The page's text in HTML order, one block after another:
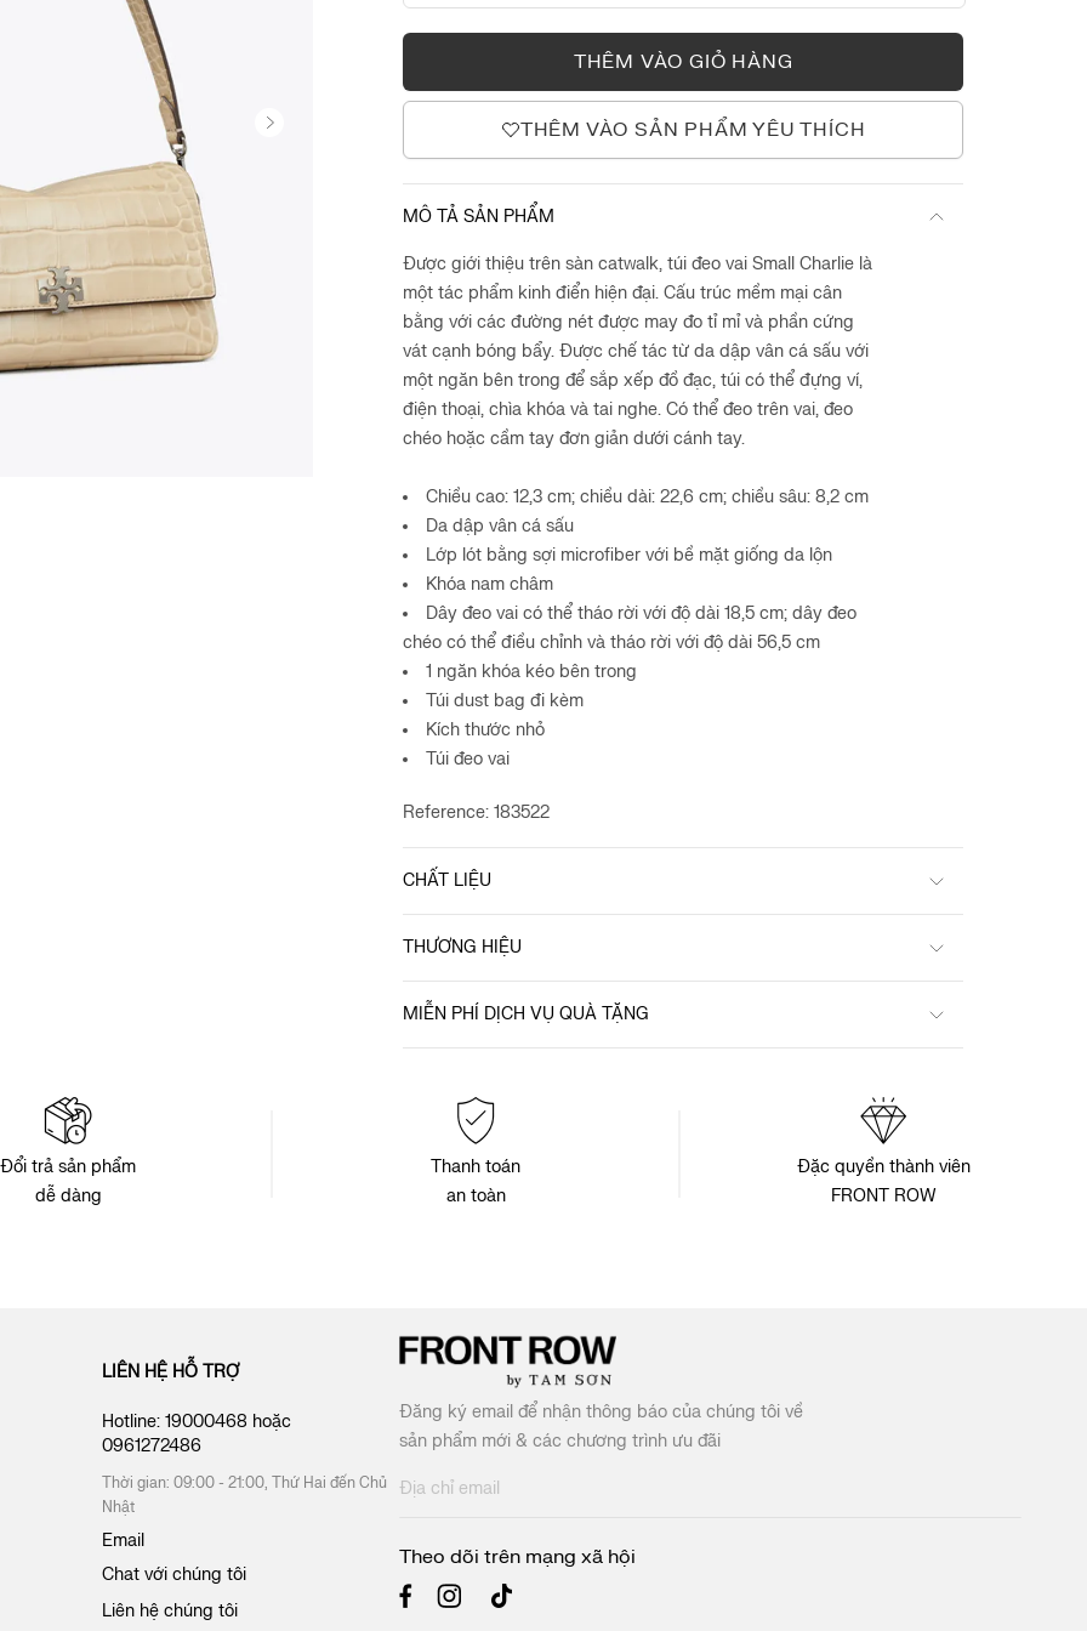
ONE SIZE
THÊM VÀO GIỎ HÀNG
THÊM VÀO SẢN PHẨM YÊU THÍCH
MÔ TẢ SẢN PHẨM
Được giới thiệu trên sàn catwalk, túi đeo vai Small Charlie là
một tác phẩm kinh điển hiện đại. Cấu trúc mềm mại cân
bằng với các đường nét được may đo tỉ mỉ và phần cứng
vát cạnh bóng bẩy. Được chế tác từ da dập vân cá sấu với
một ngăn bên trong để sắp xếp đồ đạc, túi có thể đựng ví,
điện thoại, chìa khóa và tai nghe. Có thể đeo trên vai, đeo
chéo hoặc cầm tay đơn giản dưới cánh tay.
Chiều cao: 12,3 cm; chiều dài: 22,6 cm; chiều sâu: 8,2 cm
Da dập vân cá sấu
Lớp lót bằng sợi microfiber với bề mặt giống da lộn
Khóa nam châm
Dây đeo vai có thể tháo rời với độ dài 18,5 cm; dây đeo
chéo có thể điều chỉnh và tháo rời với độ dài 56,5 cm
1 ngăn khóa kéo bên trong
Túi dust bag đi kèm
Kích thước nhỏ
Túi đeo vai
Reference: 183522
CHẤT LIỆU
THƯƠNG HIỆU
MIỄN PHÍ DỊCH VỤ QUÀ TẶNG
Đổi trả sản phẩm
dễ dàng
Thanh toán
an toàn
Đặc quyền thành viên
FRONT ROW
LIÊN HỆ HỖ TRỢ
Hotline:19000468 hoặc
0961272486
Thời gian: 09:00 - 21:00, Thứ Hai đến Chủ
Nhật
Email
Chat với chúng tôi
Liên hệ chúng tôi
Đăng ký email để nhận thông báo của chúng tôi về
sản phẩm mới & các chương trình ưu đãi
Đ
g
k
ý
Theo dõi trên mạng xã hội